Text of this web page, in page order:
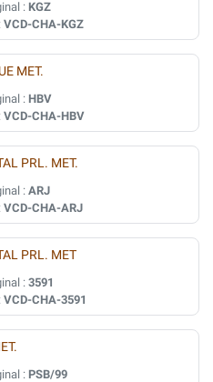
: KGZ
VCD-CHA-KGZ
MET.
: HBV
VCD-CHA-HBV
PRL. MET.
: ARJ
VCD-CHA-ARJ
PRL. MET
: 3591
VCD-CHA-3591
: PSB/99